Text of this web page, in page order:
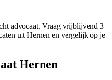
advocaat. Vraag vrijblijvend 3
uit Hernen en vergelijk op je
Hernen